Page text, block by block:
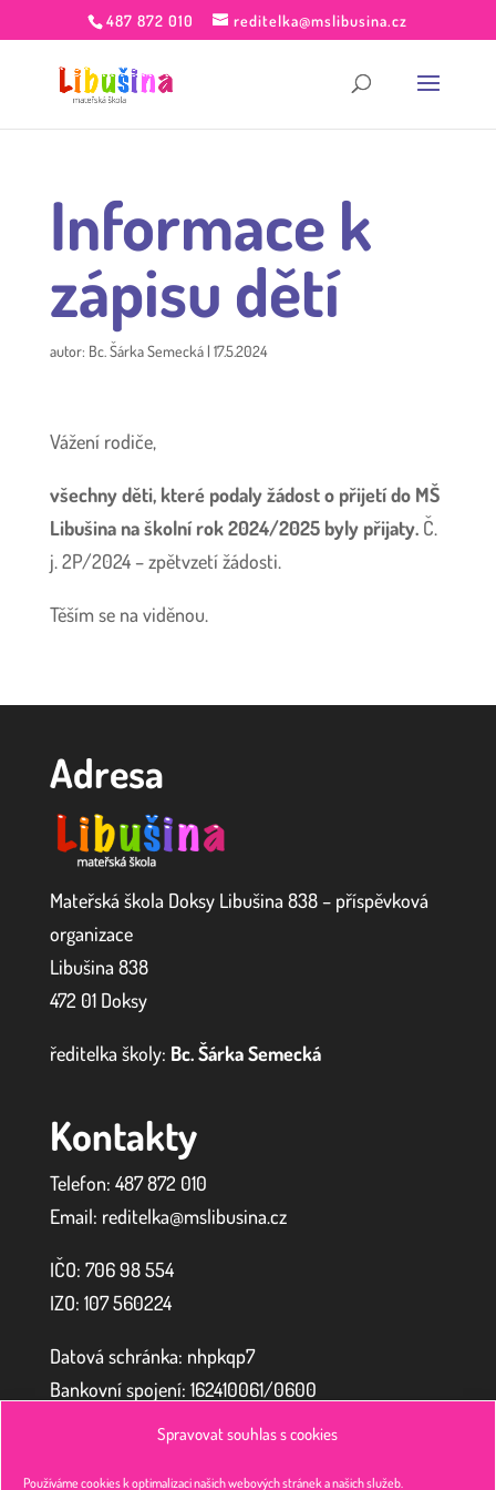
Spravovat souhlas s cookies
Používáme cookies k optimalizaci našich webových stránek a našich služeb.
487 872 010 reditelka@mslibusina.cz
Informace k
zápisu dětí
autor: Bc. Šárka Semecká| 17.5.2024
Vážení rodiče,
všechny děti, které podaly žádost o přijetí do MŠ
Libušina na školní rok 2024/2025 byly přijaty.Č.
j. 2P/2024 – zpětvzetí žádosti.
Těším se na viděnou.
Adresa
Mateřská škola Doksy Libušina 838 – příspěvková
organizace
Libušina 838
472 01 Doksy
ředitelka školy: Bc. Šárka Semecká
Kontakty
Telefon: 487 872 010
Email: reditelka@mslibusina.cz
IČO: 706 98 554
IZO: 107 560224
Datová schránka: nhpkqp7
Bankovní spojení: 162410061/0600
Zřizovatel